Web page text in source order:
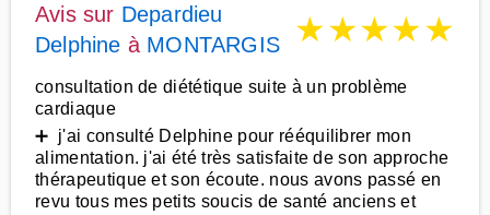
Avis sur Depardieu
Delphine à MONTARGIS ★★★★★
consultation de diététique suite à un problème
cardiaque
➕ j'ai consulté Delphine pour rééquilibrer mon
alimentation. j'ai été très satisfaite de son approche
thérapeutique et son écoute. nous avons passé en
revu tous mes petits soucis de santé anciens et